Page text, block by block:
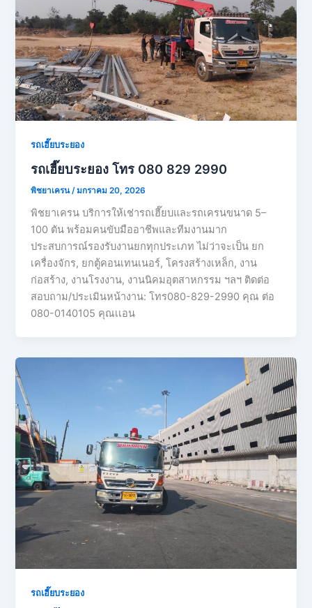
รถเฮี๊ยบระยอง
รถเฮี๊ยบระยอง โทร 080 829 2990
พิชยาเครน /มกราคม 20, 2026
พิชยาเครน บริการให้เช่ารถเฮี๊ยบและรถเครนขนาด 5–
100 ตัน พร้อมคนขับมืออาชีพและทีมงานมาก
ประสบการณ์รองรับงานยกทุกประเภท ไม่ว่าจะเป็น ยก
เครื่องจักร, ยกตู้คอนเทนเนอร์, โครงสร้างเหล็ก, งาน
ก่อสร้าง, งานโรงงาน, งานนิคมอุตสาหกรรม ฯลฯ ติดต่อ
สอบถาม/ประเมินหน้างาน: โทร080-829-2990 คุณ ต่อ
080-0140105 คุณเเอน
รถเฮี๊ยบระยอง